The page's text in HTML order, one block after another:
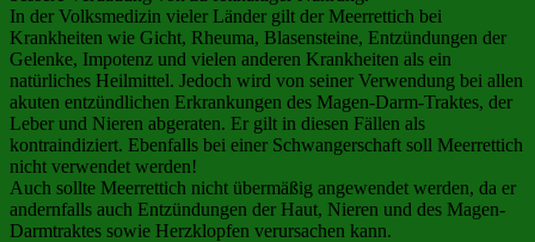
In der Volksmedizin vieler Länder gilt der Meerrettich bei
Krankheiten wie Gicht, Rheuma, Blasensteine, Entzündungen der
Gelenke, Impotenz und vielen anderen Krankheiten als ein
natürliches Heilmittel. Jedoch wird von seiner Verwendung bei allen
akuten entzündlichen Erkrankungen des Magen-Darm-Traktes, der
Leber und Nieren abgeraten. Er gilt in diesen Fällen als
kontraindiziert. Ebenfalls bei einer Schwangerschaft soll Meerrettich
nicht verwendet werden!
Auch sollte Meerrettich nicht übermäßig angewendet werden, da er
andernfalls auch Entzündungen der Haut, Nieren und des Magen-
Darmtraktes sowie Herzklopfen verursachen kann.